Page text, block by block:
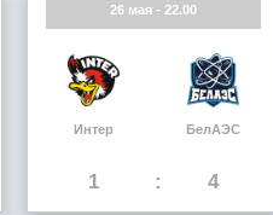
26 мая - 22.00
Интер
1
БелАЭС
4